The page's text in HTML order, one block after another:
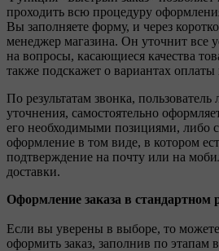
проходить всю процедуру
Вы заполняете форму, и через
менеджер магазина. Он уточнит все
на вопросы, касающиеся качества
также подскажет о вариантах оплаты
По результатам звонка,
уточнения, самостоятельно
его необходимыми позициями, либо
оформление в том виде, в котором
подтверждение на почту или на
доставки.
Оформление заказа в стандартном
Если вы уверены в выборе, то
оформить заказ, заполнив по этапам